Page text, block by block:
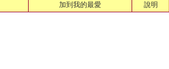
加到我的最愛 說明